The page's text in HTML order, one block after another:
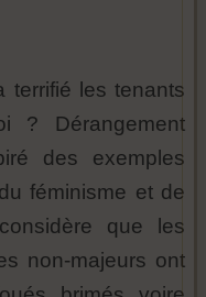
terrifié les tenants
? Dérangement
des exemples
féminisme et de
considère que les
non-majeurs ont